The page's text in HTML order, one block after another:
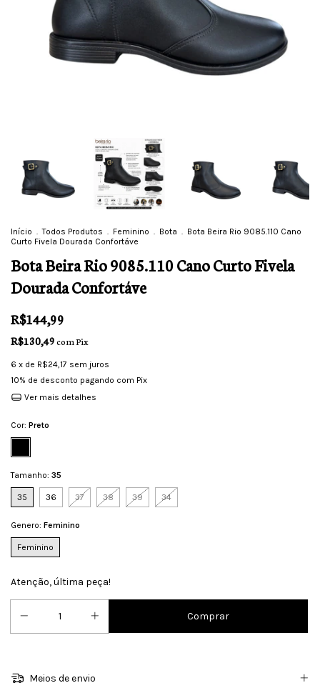
Início . Todos Produtos . Feminino . Bota . Bota Beira Rio 9085.110 Cano
Curto Fivela Dourada Confortáve
Bota Beira Rio 9085.110 Cano Curto Fivela
Dourada Confortáve
R$144,99
R$130,49comPix
6 x de R$24,17 sem juros
10% de desconto pagando com Pix
Ver mais detalhes
Cor: Preto
Tamanho: 35
35 36 37 38 39 34
Genero: Feminino
Feminino
Atenção, última peça!
Meios de envio